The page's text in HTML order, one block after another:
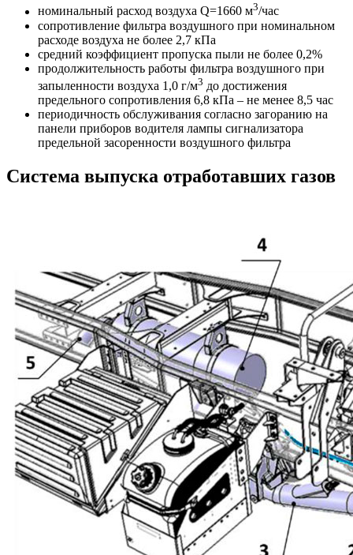
номинальный расход воздуха Q=1660 м3/час
сопротивление фильтра воздушного при номинальном
расходе воздуха не более 2,7 кПа
средний коэффициент пропуска пыли не более 0,2%
продолжительность работы фильтра воздушного при
запыленности воздуха 1,0 г/м3 до достижения
предельного сопротивления 6,8 кПа – не менее 8,5 час
периодичность обслуживания согласно загоранию на
панели приборов водителя лампы сигнализатора
предельной засоренности воздушного фильтра
Система выпуска отработавших газов